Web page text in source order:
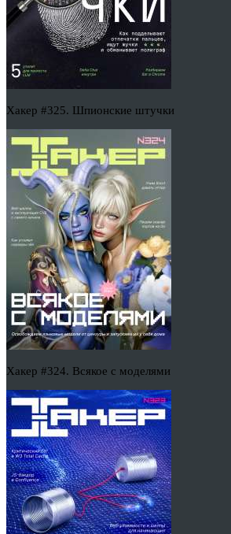
Хакер #325. Шпионские штучки
Хакер #324. Всякое с моделями